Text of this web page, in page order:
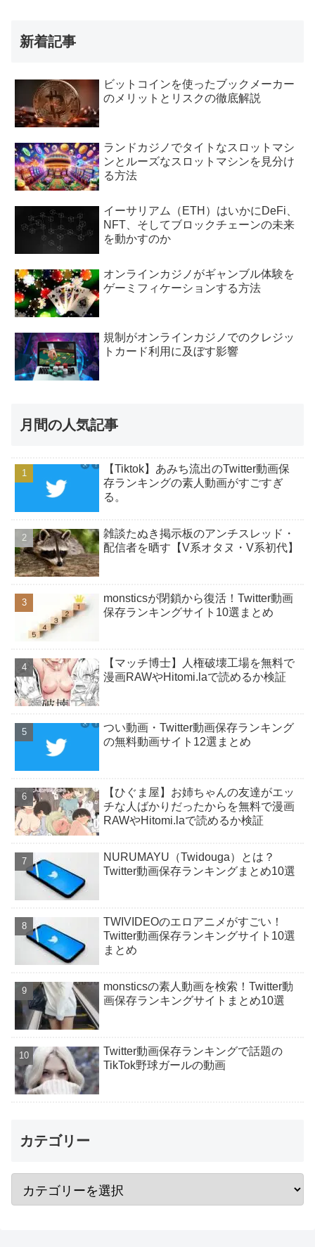
新着記事
ビットコインを使ったブックメーカー
のメリットとリスクの徹底解説
ランドカジノでタイトなスロットマシ
ンとルーズなスロットマシンを見分け
る方法
イーサリアム（ETH）はいかにDeFi、
NFT、そしてブロックチェーンの未来
を動かすのか
オンラインカジノがギャンブル体験を
ゲーミフィケーションする方法
規制がオンラインカジノでのクレジッ
トカード利用に及ぼす影響
月間の人気記事
【Tiktok】あみち流出のTwitter動画保
存ランキングの素人動画がすごすぎ
る。
雑談たぬき掲示板のアンチスレッド・
配信者を晒す【V系オタヌ・V系初代】
monsticsが閉鎖から復活！Twitter動画
保存ランキングサイト10選まとめ
【マッチ博士】人権破壊工場を無料で
漫画RAWやHitomi.laで読めるか検証
つい動画・Twitter動画保存ランキング
の無料動画サイト12選まとめ
【ひぐま屋】お姉ちゃんの友達がエッ
チな人ばかりだったからを無料で漫画
RAWやHitomi.laで読めるか検証
NURUMAYU（Twidouga）とは？
Twitter動画保存ランキングまとめ10選
TWIVIDEOのエロアニメがすごい！
Twitter動画保存ランキングサイト10選
まとめ
monsticsの素人動画を検索！Twitter動
画保存ランキングサイトまとめ10選
Twitter動画保存ランキングで話題の
TikTok野球ガールの動画
カテゴリー